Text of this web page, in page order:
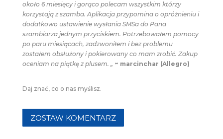
około 6 miesięcy i gorąco polecam wszystkim którzy
korzystają z szamba. Aplikacja przypomina o opróżnieniu i
dodatkowo ustawienie wysłania SMSa do Pana
szambiarza jednym przyciskiem. Potrzebowałem pomocy
po paru miesiącach, zadzwoniłem i bez problemu
zostałem obsłużony i pokierowany co mam zrobić. Zakup
oceniam na piątkę z plusem. „ ~ marcinchar (Allegro)
Daj znać, co o nas myślisz.
ZOSTAW KOMENTARZ